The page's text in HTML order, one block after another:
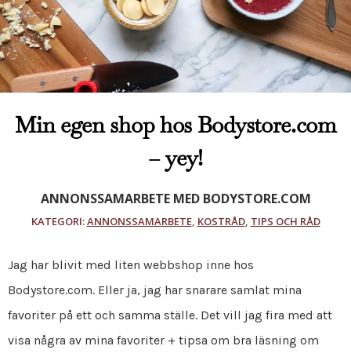
Min egen shop hos Bodystore.com
– yey!
ANNONSSAMARBETE MED BODYSTORE.COM
KATEGORI:ANNONSSAMARBETE, KOSTRÅD, TIPS OCH RÅD
Jag har blivit med liten webbshop inne hos
Bodystore.com. Eller ja, jag har snarare samlat mina
favoriter på ett och samma ställe. Det vill jag fira med att
visa några av mina favoriter + tipsa om bra läsning om